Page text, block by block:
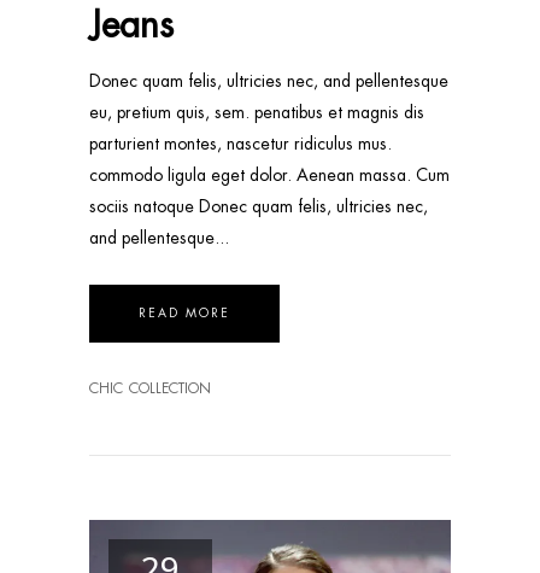
Jeans
Donec quam felis, ultricies nec, and pellentesque
eu, pretium quis, sem. penatibus et magnis dis
parturient montes, nascetur ridiculus mus.
commodo ligula eget dolor. Aenean massa. Cum
sociis natoque Donec quam felis, ultricies nec,
and pellentesque
READ MORE
CHIC COLLECTION